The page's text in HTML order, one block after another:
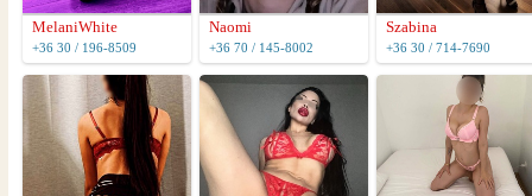
MelaniWhite
+36 30 / 196-8509
Naomi
+36 70 / 145-8002
Szabina
+36 30 / 714-7690